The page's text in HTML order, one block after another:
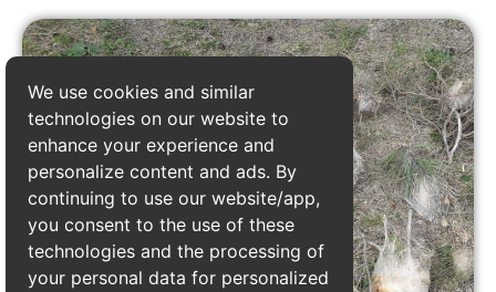
We use cookies and similar
technologies on our website to
enhance your experience and
personalize content and ads. By
continuing to use our website/app,
you consent to the use of these
technologies and the processing of
your personal data for personalized